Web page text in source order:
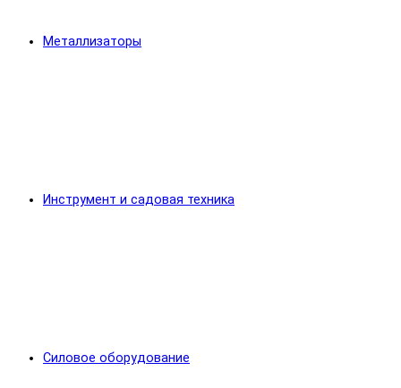
Металлизаторы
Инструмент и садовая техника
Силовое оборудование